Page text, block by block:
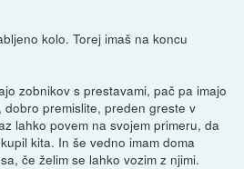
kolo. Torej imaš na koncu
zobnikov s prestavami, pač pa imajo
dobro premislite, preden greste v
lahko povem na svojem primeru, da
kita. In še vedno imam doma
če želim se lahko vozim z njimi.